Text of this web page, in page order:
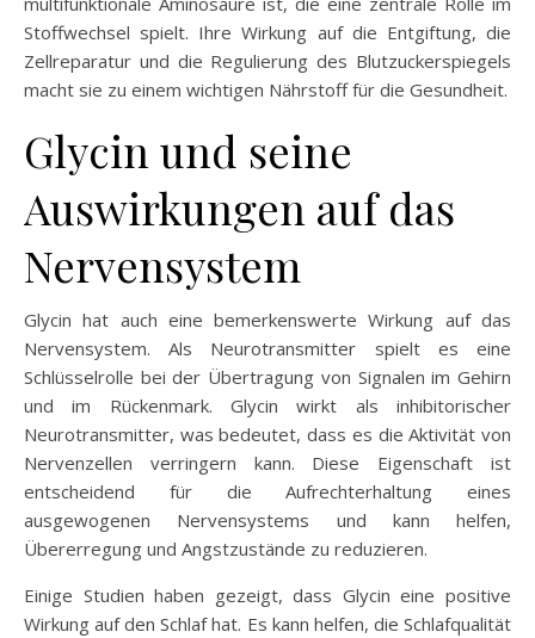
Stoffwechsel spielt. Ihre Wirkung auf die Entgiftung, die
Zellreparatur und die Regulierung des Blutzuckerspiegels
macht sie zu einem wichtigen Nährstoff für die Gesundheit.
Glycin und seine
Auswirkungen auf das
Nervensystem
Glycin hat auch eine bemerkenswerte Wirkung auf das
Nervensystem. Als Neurotransmitter spielt es eine
Schlüsselrolle bei der Übertragung von Signalen im Gehirn
und im Rückenmark. Glycin wirkt als inhibitorischer
Neurotransmitter, was bedeutet, dass es die Aktivität von
Nervenzellen verringern kann. Diese Eigenschaft ist
entscheidend für die Aufrechterhaltung eines
ausgewogenen Nervensystems und kann helfen,
Übererregung und Angstzustände zu reduzieren.
Einige Studien haben gezeigt, dass Glycin eine positive
Wirkung auf den Schlaf hat. Es kann helfen, die Schlafqualität